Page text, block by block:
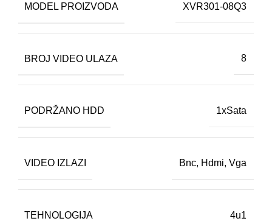
MODEL PROIZVODA XVR301-08Q3
BROJ VIDEO ULAZA 8
PODRŽANO HDD 1xSata
VIDEO IZLAZI Bnc, Hdmi, Vga
TEHNOLOGIJA 4u1